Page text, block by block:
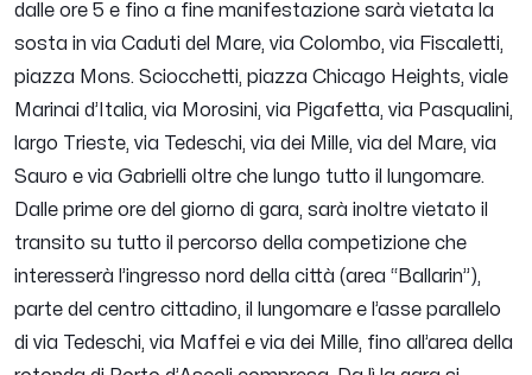
dalle ore 5 e fino a fine manifestazione sarà vietata la
sosta in via Caduti del Mare, via Colombo, via Fiscaletti,
piazza Mons. Sciocchetti, piazza Chicago Heights, viale
Marinai d’Italia, via Morosini, via Pigafetta, via Pasqualini,
largo Trieste, via Tedeschi, via dei Mille, via del Mare, via
Sauro e via Gabrielli oltre che lungo tutto il lungomare.
Dalle prime ore del giorno di gara, sarà inoltre vietato il
transito su tutto il percorso della competizione che
interesserà l’ingresso nord della città (area “Ballarin”),
parte del centro cittadino, il lungomare e l’asse parallelo
di via Tedeschi, via Maffei e via dei Mille, fino all’area della